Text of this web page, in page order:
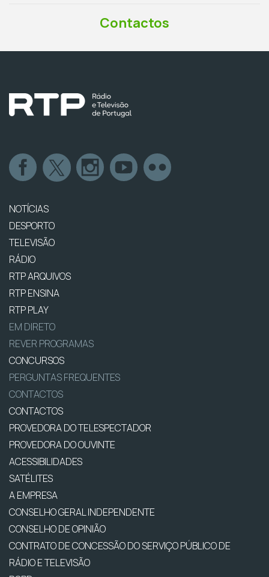
Contactos
NOTÍCIAS
DESPORTO
TELEVISÃO
RÁDIO
RTP ARQUIVOS
RTP ENSINA
RTP PLAY
EM DIRETO
REVER PROGRAMAS
CONCURSOS
PERGUNTAS FREQUENTES
CONTACTOS
CONTACTOS
PROVEDORA DO TELESPECTADOR
PROVEDORA DO OUVINTE
ACESSIBILIDADES
SATÉLITES
A EMPRESA
CONSELHO GERAL INDEPENDENTE
CONSELHO DE OPINIÃO
CONTRATO DE CONCESSÃO DO SERVIÇO PÚBLICO DE
RÁDIO E TELEVISÃO